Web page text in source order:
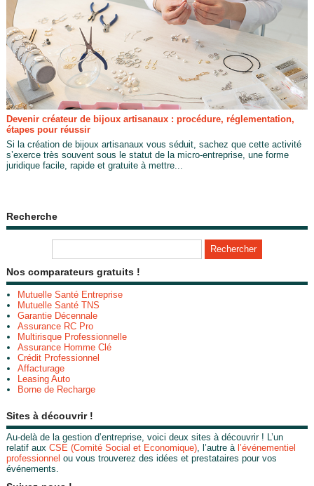
Devenir créateur de bijoux artisanaux : procédure, réglementation,
étapes pour réussir
Si la création de bijoux artisanaux vous séduit, sachez que cette activité
s’exerce très souvent sous le statut de la micro-entreprise, une forme
juridique facile, rapide et gratuite à mettre...
Recherche
Nos comparateurs gratuits !
Mutuelle Santé Entreprise
Mutuelle Santé TNS
Garantie Décennale
Assurance RC Pro
Multirisque Professionnelle
Assurance Homme Clé
Crédit Professionnel
Affacturage
Leasing Auto
Borne de Recharge
Sites à découvrir !
Au-delà de la gestion d’entreprise, voici deux sites à découvrir ! L’un
relatif aux CSE (Comité Social et Economique), l’autre à l’événementiel
professionnel ou vous trouverez des idées et prestataires pour vos
événements.